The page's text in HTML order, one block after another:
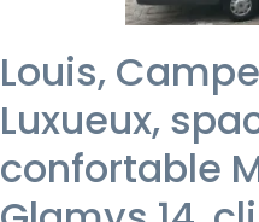
Louis,
Luxueux,
confortable